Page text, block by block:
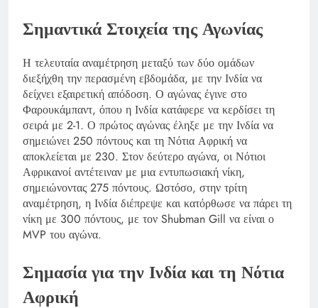
Σημαντικά Στοιχεία της Αγωνίας
Η τελευταία αναμέτρηση μεταξύ των δύο ομάδων
διεξήχθη την περασμένη εβδομάδα, με την Ινδία να
δείχνει εξαιρετική απόδοση. Ο αγώνας έγινε στο
Φαρουκάμπαντ, όπου η Ινδία κατάφερε να κερδίσει τη
σειρά με 2-1. Ο πρώτος αγώνας έληξε με την Ινδία να
σημειώνει 250 πόντους και τη Νότια Αφρική να
αποκλείεται με 230. Στον δεύτερο αγώνα, οι Νότιοι
Αφρικανοί αντέτειναν με μια εντυπωσιακή νίκη,
σημειώνοντας 275 πόντους. Ωστόσο, στην τρίτη
αναμέτρηση, η Ινδία διέπρεψε και κατόρθωσε να πάρει τη
νίκη με 300 πόντους, με τον Shubman Gill να είναι ο
MVP του αγώνα.
Σημασία για την Ινδία και τη Νότια
Αφρική